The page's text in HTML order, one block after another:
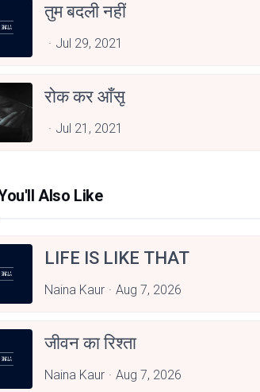
तुम बदली नहीं
Jul 29, 2021
रोक कर आँसू
Jul 21, 2021
Also Like
LIFE IS LIKE THAT
Naina Kaur Aug 7, 2026
जीवन का रिश्ता
Naina Kaur Aug 7, 2026